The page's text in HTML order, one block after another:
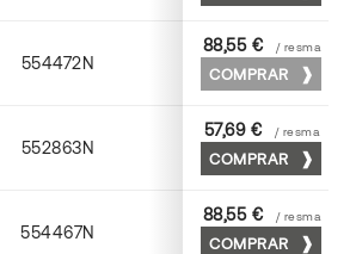
554472N 70 x 100
88,55 € / resma
COMPRAR
552863N 63 x 88
57,69 € / resma
COMPRAR
554467N 65 x 90
88,55 € / resma
COMPRAR